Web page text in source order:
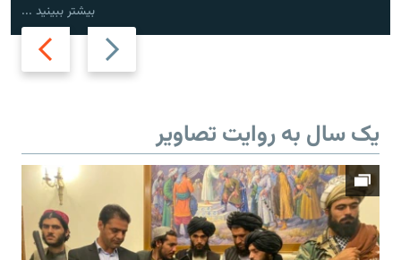
Previous
slide
Next
slide
بیشتر ببینید ...
یک سال به روایت تصاویر